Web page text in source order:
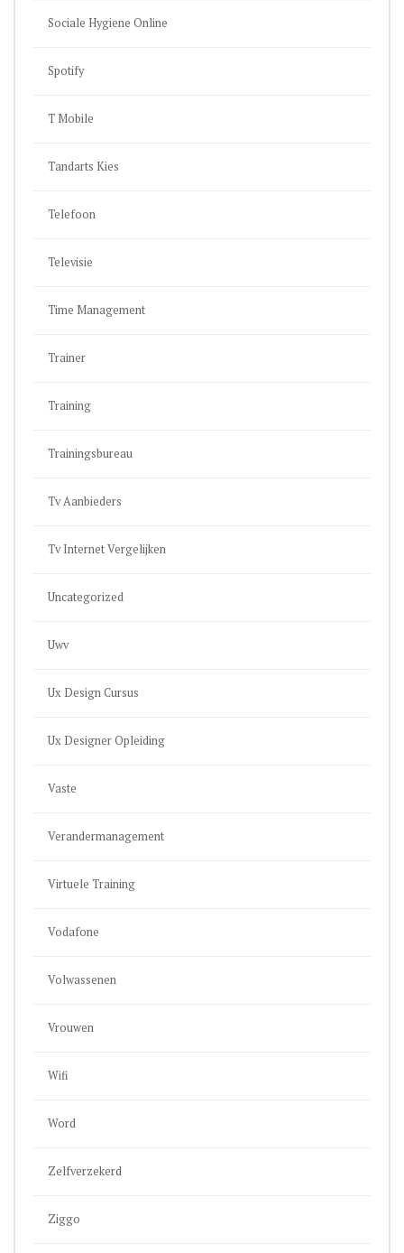
Sociale Hygiene Online
Spotify
T Mobile
Tandarts Kies
Telefoon
Televisie
Time Management
Trainer
Training
Trainingsbureau
Tv Aanbieders
Tv Internet Vergelijken
Uncategorized
Uwv
Ux Design Cursus
Ux Designer Opleiding
Vaste
Verandermanagement
Virtuele Training
Vodafone
Volwassenen
Vrouwen
Wifi
Word
Zelfverzekerd
Ziggo